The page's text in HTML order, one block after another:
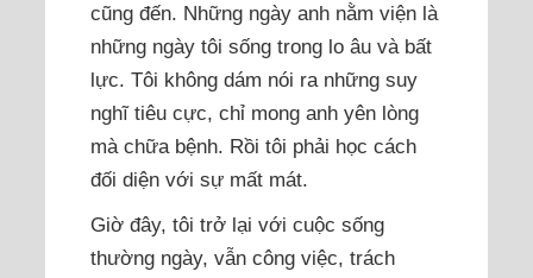
cũng đến. Những ngày anh nằm viện là
những ngày tôi sống trong lo âu và bất
lực. Tôi không dám nói ra những suy
nghĩ tiêu cực, chỉ mong anh yên lòng
mà chữa bệnh. Rồi tôi phải học cách
đối diện với sự mất mát.
Giờ đây, tôi trở lại với cuộc sống
thường ngày, vẫn công việc, trách